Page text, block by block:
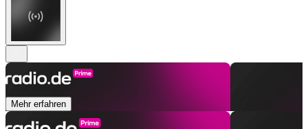
Mehr erfahren